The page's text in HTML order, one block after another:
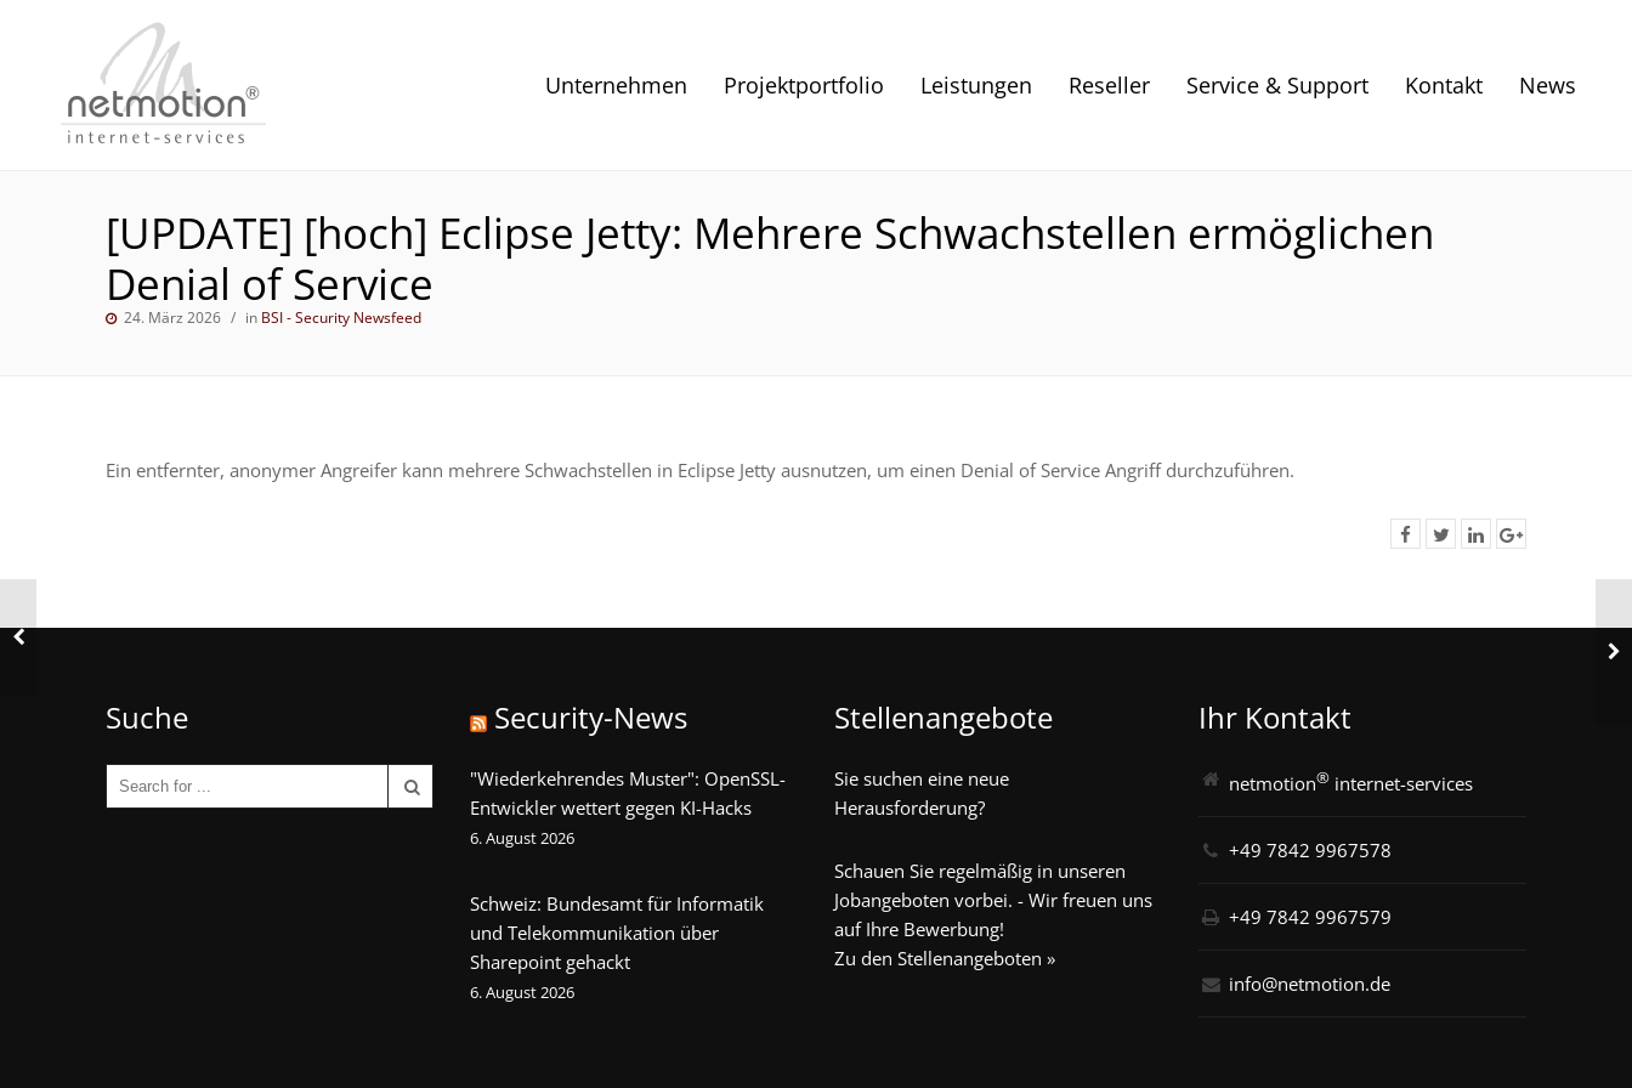
Unternehmen Projektportfolio Leistungen Reseller Service & Support Kontakt News
[UPDATE] [hoch] Eclipse Jetty: Mehrere Schwachstellen ermöglichen
Denial of Service
24. März 2026 in BSI - Security Newsfeed
Ein entfernter, anonymer Angreifer kann mehrere Schwachstellen in Eclipse Jetty ausnutzen, um einen Denial of Service Angriff durchzuführen.
Suche Security-News
"Wiederkehrendes Muster": OpenSSL-
Entwickler wettert gegen KI-Hacks
6. August 2026
Schweiz: Bundesamt für Informatik
und Telekommunikation über
Sharepoint gehackt
6. August 2026
Stellenangebote
Sie suchen eine neue
Herausforderung?
Schauen Sie regelmäßig in unseren
Jobangeboten vorbei. - Wir freuen uns
auf Ihre Bewerbung!
Zu den Stellenangeboten »
Ihr Kontakt
netmotion® internet-services
+49 7842 9967578
+49 7842 9967579
info@netmotion.de